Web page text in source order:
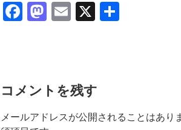
F
b
o
M
d
o
E
X
コメントを残す
メールアドレスが公開されることはあり